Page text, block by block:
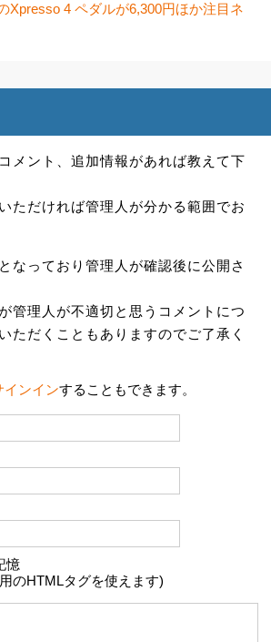
Xpresso 4 ペダルが6,300円ほか注目ネ
メント、追加情報があれば教えて下
ただければ管理人が分かる範囲でお
なっており管理人が確認後に公開さ
管理人が不適切と思うコメントにつ
ただくこともありますのでご了承く
インインすることもできます。
憶
のHTMLタグを使えます)